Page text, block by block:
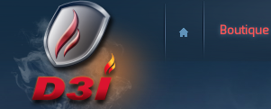
Boutique